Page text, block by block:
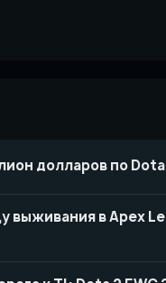
долларов по
выживания в Apex